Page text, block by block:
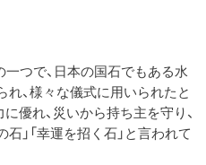
つで、日本の国石でもある水
、様々な儀式に用いられたと
優れ、災いから持ち主を守り、
」「幸運を招く石」と言われて